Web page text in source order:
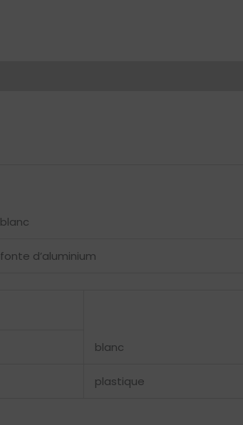
blanc
fonte d’aluminium
blanc
plastique